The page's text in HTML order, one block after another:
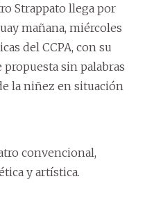
Strappato llega por
mañana, miércoles
del CCPA, con su
sin palabras
la niñez en situación
convencional,
y artística.